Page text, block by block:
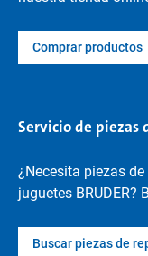
Comprar productos
Servicio de piezas
¿Necesita piezas
juguetes BRUDER?
Buscar piezas de